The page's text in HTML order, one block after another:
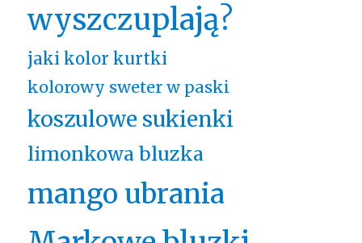
wyszczuplają?
jaki kolor kurtki
kolorowy sweter w paski
koszulowe sukienki
limonkowa bluzka
mango ubrania